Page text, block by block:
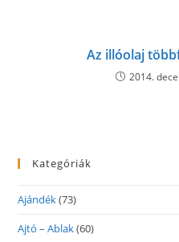
Az illóolaj
2014.
Kategóriák
Ajándék(73)
Ajtó – Ablak(60)